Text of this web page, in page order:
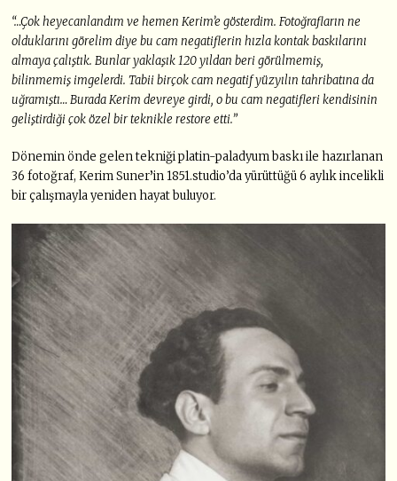
“…Çok heyecanlandım ve hemen Kerim’e gösterdim. Fotoğrafların ne
olduklarını görelim diye bu cam negatiflerin hızla kontak baskılarını
almaya çalıştık. Bunlar yaklaşık 120 yıldan beri görülmemiş,
bilinmemiş imgelerdi. Tabii birçok cam negatif yüzyılın tahribatına da
uğramıştı… Burada Kerim devreye girdi, o bu cam negatifleri kendisinin
geliştirdiği çok özel bir teknikle restore etti.”
Dönemin önde gelen tekniği platin-paladyum baskı ile hazırlanan
36 fotoğraf, Kerim Suner’in 1851.studio’da yürüttüğü 6 aylık incelikli
bir çalışmayla yeniden hayat buluyor.